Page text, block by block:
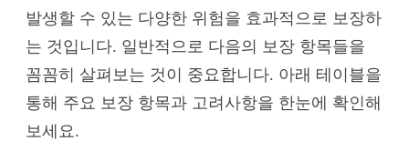
발생할 수 있는 다양한 위험을 효과적으로 보장하
는 것입니다. 일반적으로 다음의 보장 항목들을
꼼꼼히 살펴보는 것이 중요합니다. 아래 테이블을
통해 주요 보장 항목과 고려사항을 한눈에 확인해
보세요.